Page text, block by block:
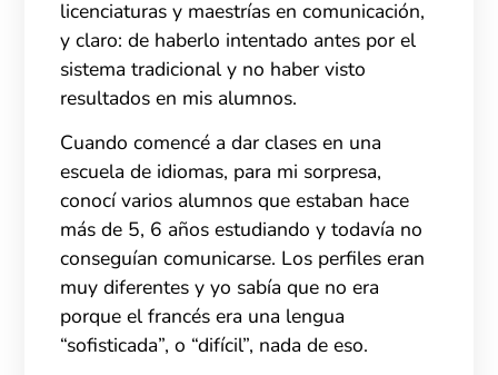
licenciaturas y maestrías en comunicación,
y claro: de haberlo intentado antes por el
sistema tradicional y no haber visto
resultados en mis alumnos.
Cuando comencé a dar clases en una
escuela de idiomas, para mi sorpresa,
conocí varios alumnos que estaban hace
más de 5, 6 años estudiando y todavía no
conseguían comunicarse. Los perfiles eran
muy diferentes y yo sabía que no era
porque el francés era una lengua
“sofisticada”, o “difícil”, nada de eso.